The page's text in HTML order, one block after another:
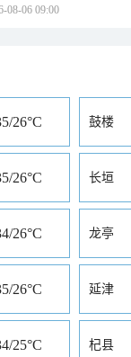
08-06 09:00
26°C 鼓楼
26°C 长垣
26°C 龙亭
26°C 延津
25°C 杞县